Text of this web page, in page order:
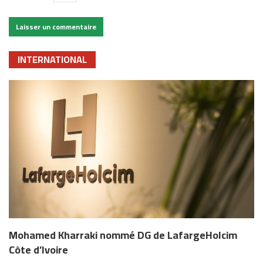
INTERNATIONAL
Mohamed Kharraki nommé DG de LafargeHolcim
Côte d’Ivoire